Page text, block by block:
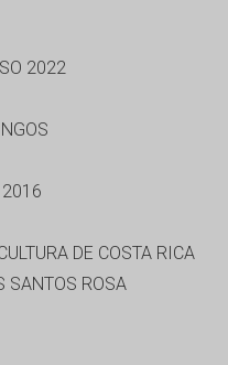
2022
2016
DE COSTA RICA
SANTOS ROSA